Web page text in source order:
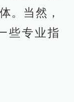
。当然，
些专业指